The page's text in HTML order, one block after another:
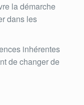
la démarche
dans les
inhérentes
de changer de